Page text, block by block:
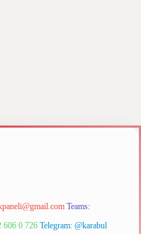
Teams:
606 0 726 Telegram: @karabul